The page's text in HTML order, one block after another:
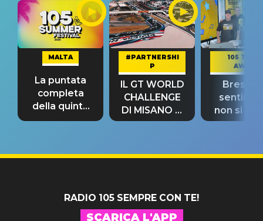
MALTA
La puntata
completa
della quinta
tappa
#PARTNERSHI
P
IL GT WORLD
CHALLENGE
DI MISANO si
riconferma
105 TAKE
AWAY
Bresh:
non si
fino alla
RADIO 105 SEMPRE CON TE!
SCARICA L'APP